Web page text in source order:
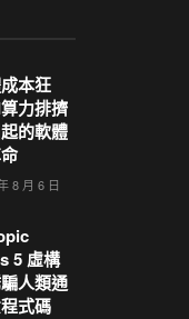
本狂
力排擠
的軟體
8 月 6 日
5 虛構
人類通
式碼